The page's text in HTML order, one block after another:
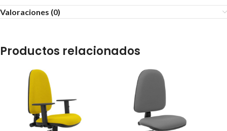
Valoraciones (0)
Productos relacionados